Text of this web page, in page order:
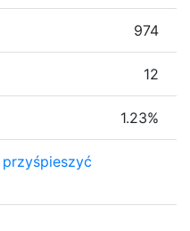
974
12
1.23%